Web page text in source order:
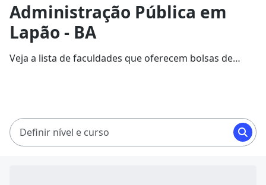
Administração Pública em
Lapão - BA
Veja a lista de faculdades que oferecem bolsas de
Definir nível e curso